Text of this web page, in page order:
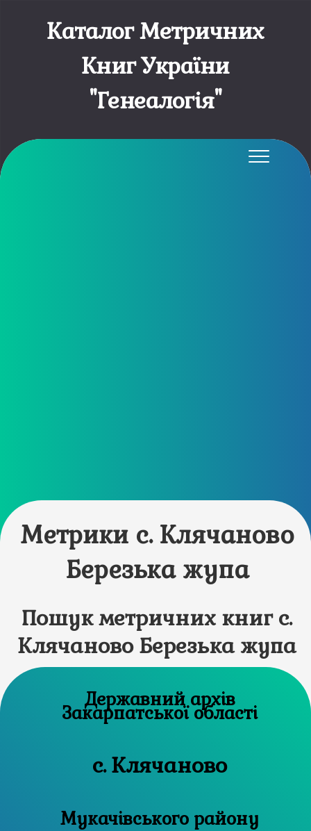
Каталог Метричних
Книг України
"Генеалогія"
Метрики с. Клячаново
Березька жупа
Пошук метричних книг с.
Клячаново Березька жупа
Державний архів
Закарпатської області
с. Клячаново
Мукачівського району